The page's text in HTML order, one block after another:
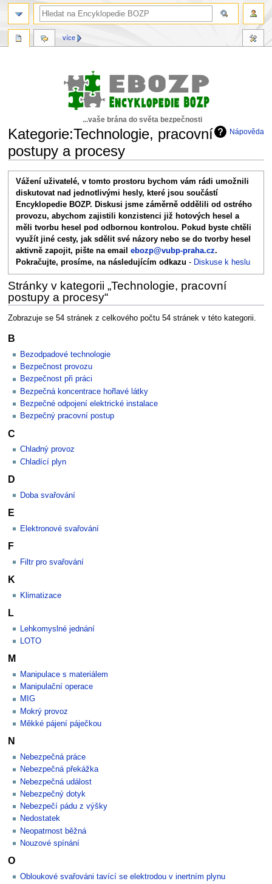
...vaše brána do světa bezpečnosti
Nápověda
Kategorie:Technologie, pracovní
postupy a procesy
Skočit
Skočit
Vážení uživatelé, v tomto prostoru bychom vám rádi umožnili
diskutovat nad jednotlivými hesly, které jsou součástí
Encyklopedie BOZP. Diskusi jsme záměrně oddělili od ostrého
provozu, abychom zajistili konzistenci již hotových hesel a
měli tvorbu hesel pod odbornou kontrolou. Pokud byste chtěli
využít jiné cesty, jak sdělit své názory nebo se do tvorby hesel
aktivně zapojit, pište na emailebozp@vubp-praha.cz.
Pokračujte, prosíme, na následujícím odkazu - Diskuse k heslu
Stránky v kategorii „Technologie, pracovní
postupy a procesy“
Zobrazuje se 54 stránek z celkového počtu 54 stránek v této kategorii.
B
Bezodpadové technologie
Bezpečnost provozu
Bezpečnost při práci
Bezpečná koncentrace hořlavé látky
Bezpečné odpojení elektrické instalace
Bezpečný pracovní postup
C
Chladný provoz
Chladící plyn
D
Doba svařování
E
Elektronové svařování
F
Filtr pro svařování
K
Klimatizace
L
Lehkomyslné jednání
LOTO
M
Manipulace s materiálem
Manipulační operace
MIG
Mokrý provoz
Měkké pájení páječkou
N
Nebezpečná práce
Nebezpečná překážka
Nebezpečná událost
Nebezpečný dotyk
Nebezpečí pádu z výšky
Nedostatek
Neopatrnost běžná
Nouzové spínání
O
Obloukové svařováni tavící se elektrodou v inertním plynu
více